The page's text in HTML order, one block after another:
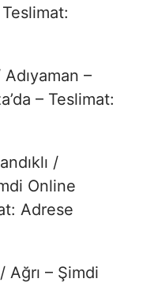
–
– Teslimat:
/
Online
Adrese
Ağrı – Şimdi